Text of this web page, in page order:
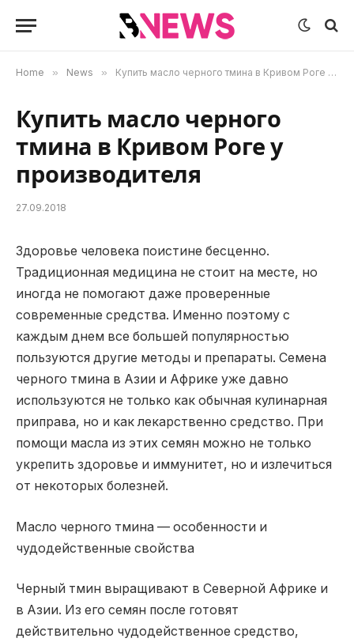
Home » News » Купить масло черного тмина в Кривом Роге у производителя
Купить масло черного
тмина в Кривом Роге у
производителя
27.09.2018
Здоровье человека поистине бесценно.
Традиционная медицина не стоит на месте, но
иногда не помогают даже проверенные
современные средства. Именно поэтому с
каждым днем все большей популярностью
пользуются другие методы и препараты. Семена
черного тмина в Азии и Африке уже давно
используются не только как обычная кулинарная
приправа, но и как лекарственно средство. При
помощи масла из этих семян можно не только
укрепить здоровье и иммунитет, но и излечиться
от некоторых болезней.
Масло черного тмина — особенности и
чудодейственные свойства
Черный тмин выращивают в Северной Африке и
в Азии. Из его семян после готовят
действительно чудодейственное средство,